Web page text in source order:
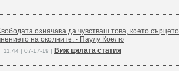
означава да чувстваш това, което
на околните. - Паулу Коелю
11:44 | 07-17-19 | Виж цялата статия